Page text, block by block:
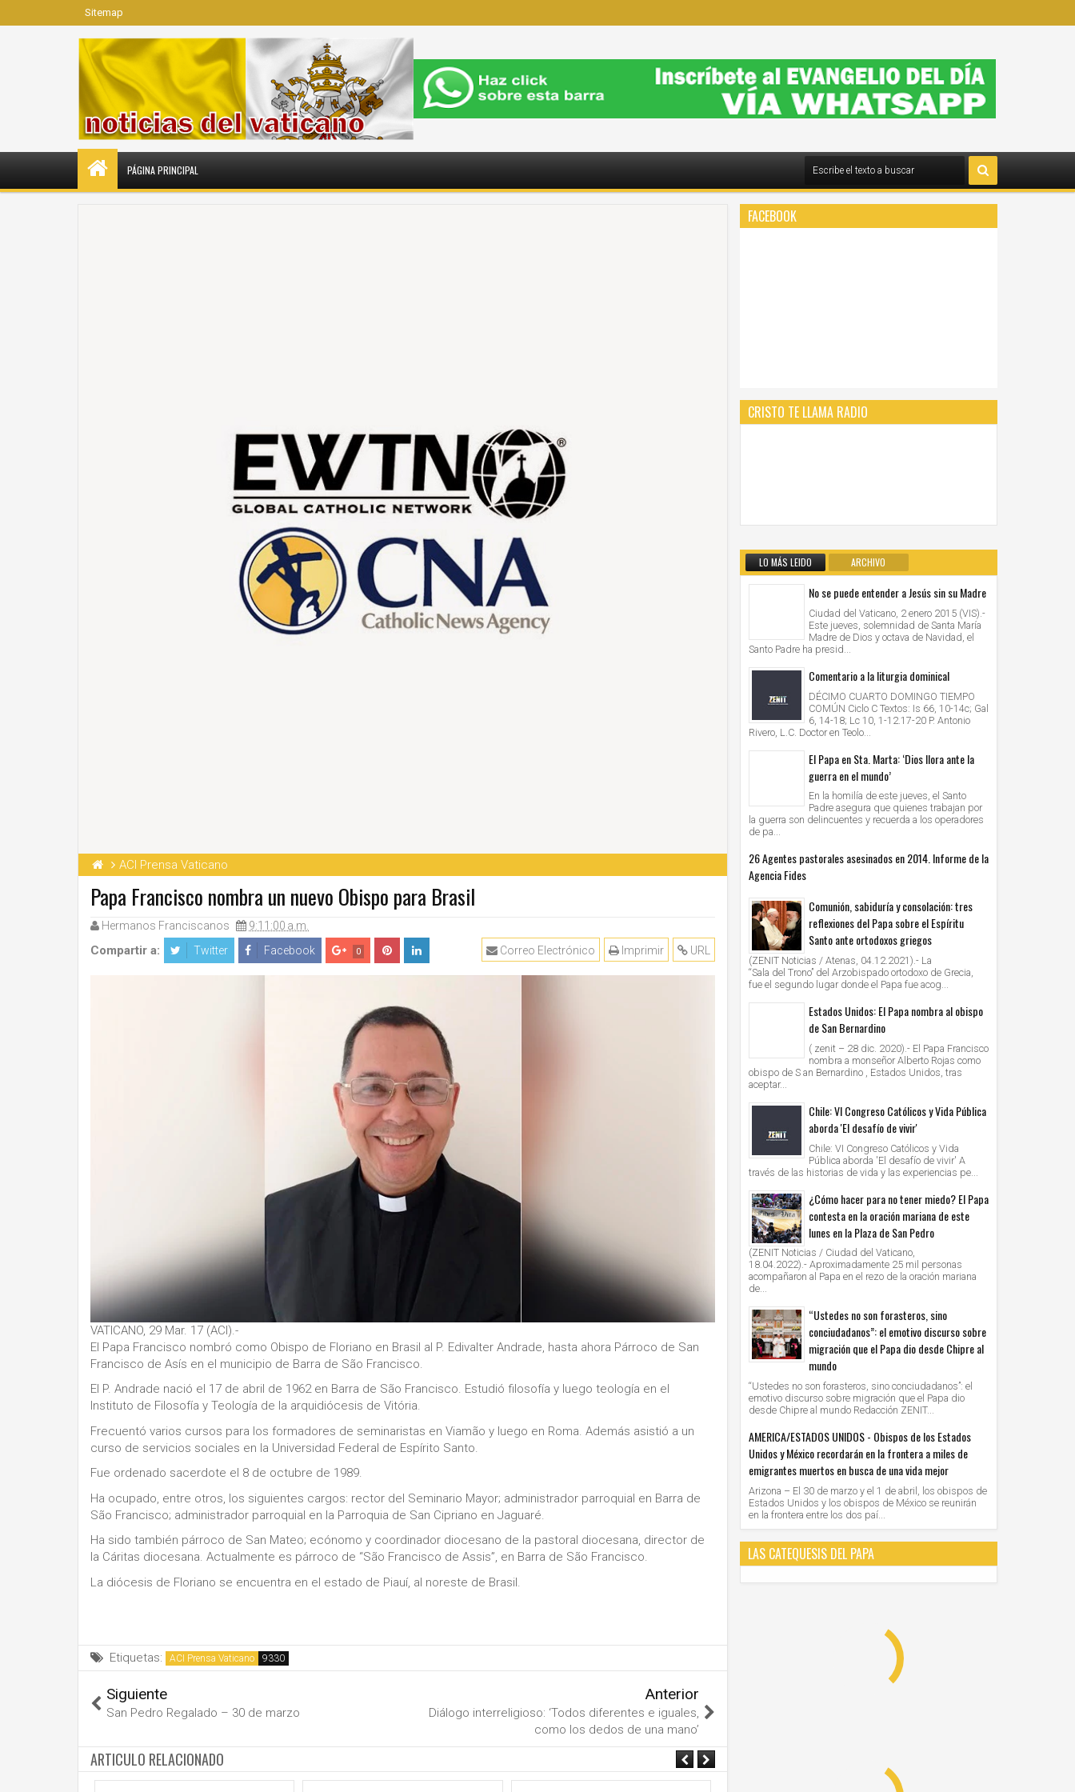
Sitemap
PÁGINA PRINCIPAL
ACI Prensa Vaticano
Papa Francisco nombra un nuevo Obispo para Brasil
Hermanos Franciscanos 9:11:00 a.m.
Compartir a: Twitter Facebook 0 URL
Imprimir
Correo Electrónico
VATICANO, 29 Mar. 17 (ACI).-
El Papa Francisco nombró como Obispo de Floriano en Brasil al P. Edivalter Andrade, hasta ahora Párroco de San
Francisco de Asís en el municipio de Barra de São Francisco.
El P. Andrade nació el 17 de abril de 1962 en Barra de São Francisco. Estudió filosofía y luego teología en el
Instituto de Filosofía y Teología de la arquidiócesis de Vitória.
Frecuentó varios cursos para los formadores de seminaristas en Viamão y luego en Roma. Además asistió a un
curso de servicios sociales en la Universidad Federal de Espírito Santo.
Fue ordenado sacerdote el 8 de octubre de 1989.
Ha ocupado, entre otros, los siguientes cargos: rector del Seminario Mayor; administrador parroquial en Barra de
São Francisco; administrador parroquial en la Parroquia de San Cipriano en Jaguaré.
Ha sido también párroco de San Mateo; ecónomo y coordinador diocesano de la pastoral diocesana, director de
la Cáritas diocesana. Actualmente es párroco de “São Francisco de Assis”, en Barra de São Francisco.
La diócesis de Floriano se encuentra en el estado de Piauí, al noreste de Brasil.
Etiquetas: ACI Prensa Vaticano
Siguiente
San Pedro Regalado – 30 de marzo
Anterior
Diálogo interreligioso: ‘Todos diferentes e iguales,
como los dedos de una mano’
ARTICULO RELACIONADO
FACEBOOK
CRISTO TE LLAMA RADIO
LO MÁS LEIDO ARCHIVO
No se puede entender a Jesús sin su Madre
Ciudad del Vaticano, 2 enero 2015 (VIS).-
Este jueves, solemnidad de Santa María
Madre de Dios y octava de Navidad, el
Santo Padre ha presid...
Comentario a la liturgia dominical
DÉCIMO CUARTO DOMINGO TIEMPO
COMÚN Ciclo C Textos: Is 66, 10-14c; Gal
6, 14-18; Lc 10, 1-12.17-20 P. Antonio
Rivero, L.C. Doctor en Teolo...
El Papa en Sta. Marta: ‘Dios llora ante la
guerra en el mundo’
En la homilía de este jueves, el Santo
Padre asegura que quienes trabajan por
la guerra son delincuentes y recuerda a los operadores
de pa...
26 Agentes pastorales asesinados en 2014. Informe de la
Agencia Fides
Comunión, sabiduría y consolación: tres
reflexiones del Papa sobre el Espíritu
Santo ante ortodoxos griegos
(ZENIT Noticias / Atenas, 04.12.2021).- La
“Sala del Trono” del Arzobispado ortodoxo de Grecia,
fue el segundo lugar donde el Papa fue acog...
Estados Unidos: El Papa nombra al obispo
de San Bernardino
( zenit – 28 dic. 2020).- El Papa Francisco
nombra a monseñor Alberto Rojas como
obispo de S an Bernardino , Estados Unidos, tras
aceptar...
Chile: VI Congreso Católicos y Vida Pública
aborda 'El desafío de vivir'
Chile: VI Congreso Católicos y Vida
Pública aborda 'El desafío de vivir' A
través de las historias de vida y las experiencias pe...
¿Cómo hacer para no tener miedo? El Papa
contesta en la oración mariana de este
lunes en la Plaza de San Pedro
(ZENIT Noticias / Ciudad del Vaticano,
18.04.2022).- Aproximadamente 25 mil personas
acompañaron al Papa en el rezo de la oración mariana
de...
“Ustedes no son forasteros, sino
conciudadanos”: el emotivo discurso sobre
migración que el Papa dio desde Chipre al
mundo
“Ustedes no son forasteros, sino conciudadanos”: el
emotivo discurso sobre migración que el Papa dio
desde Chipre al mundo Redacción ZENIT...
AMERICA/ESTADOS UNIDOS - Obispos de los Estados
Unidos y México recordarán en la frontera a miles de
emigrantes muertos en busca de una vida mejor
Arizona – El 30 de marzo y el 1 de abril, los obispos de
Estados Unidos y los obispos de México se reunirán
en la frontera entre los dos paí...
LAS CATEQUESIS DEL PAPA